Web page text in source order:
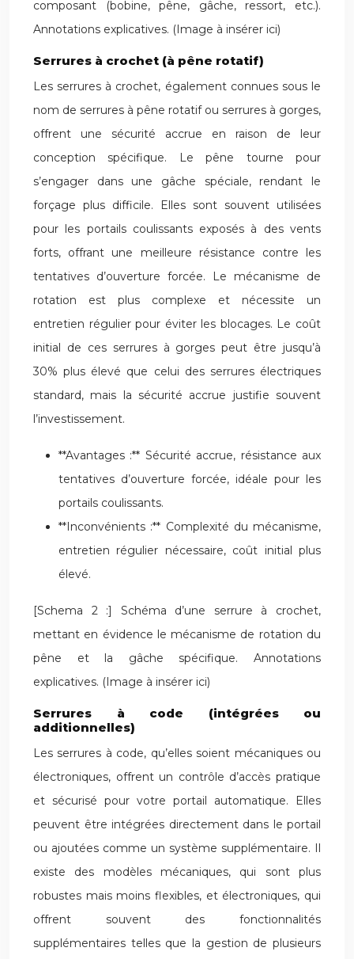
composant (bobine, pêne, gâche, ressort, etc.).
Annotations explicatives. (Image à insérer ici)
Serrures à crochet (à pêne rotatif)
Les serrures à crochet, également connues sous le
nom de serrures à pêne rotatif ou serrures à gorges,
offrent une sécurité accrue en raison de leur
conception spécifique. Le pêne tourne pour
s’engager dans une gâche spéciale, rendant le
forçage plus difficile. Elles sont souvent utilisées
pour les portails coulissants exposés à des vents
forts, offrant une meilleure résistance contre les
tentatives d’ouverture forcée. Le mécanisme de
rotation est plus complexe et nécessite un
entretien régulier pour éviter les blocages. Le coût
initial de ces serrures à gorges peut être jusqu’à
30% plus élevé que celui des serrures électriques
standard, mais la sécurité accrue justifie souvent
l’investissement.
**Avantages :** Sécurité accrue, résistance aux
tentatives d’ouverture forcée, idéale pour les
portails coulissants.
**Inconvénients :** Complexité du mécanisme,
entretien régulier nécessaire, coût initial plus
élevé.
[Schema 2 :] Schéma d’une serrure à crochet,
mettant en évidence le mécanisme de rotation du
pêne et la gâche spécifique. Annotations
explicatives. (Image à insérer ici)
Serrures à code (intégrées ou
additionnelles)
Les serrures à code, qu’elles soient mécaniques ou
électroniques, offrent un contrôle d’accès pratique
et sécurisé pour votre portail automatique. Elles
peuvent être intégrées directement dans le portail
ou ajoutées comme un système supplémentaire. Il
existe des modèles mécaniques, qui sont plus
robustes mais moins flexibles, et électroniques, qui
offrent souvent des fonctionnalités
supplémentaires telles que la gestion de plusieurs